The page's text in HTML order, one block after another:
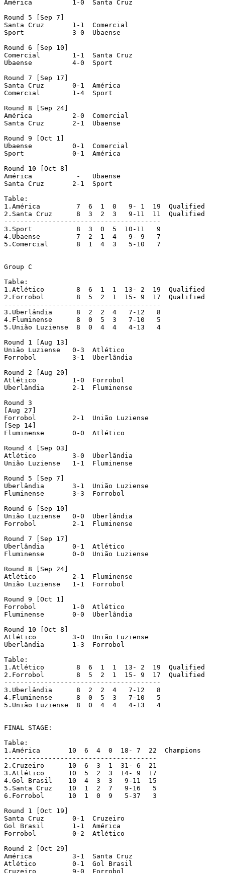
América 	 1-0  Santa Cruz
Round 5 [Sep 7]
Santa Cruz 	 1-1  Comercial
Sport 		 3-0  Ubaense
Round 6 [Sep 10]
Comercial 	 1-1  Santa Cruz
Ubaense		 4-0  Sport
Round 7	[Sep 17]
Santa Cruz	 0-1  América
Comercial	 1-4  Sport
Round 8 [Sep 24]
América		 2-0  Comercial
Santa Cruz	 2-1  Ubaense
Round 9	[Oct 1]
Ubaense		 0-1  Comercial
Sport		 0-1  América
Round 10 [Oct 8]
América		  -   Ubaense
Santa Cruz	 2-1  Sport
Table:
1.América	  7  6  1  0   9- 1  19	 Qualified
2.Santa Cruz	  8  3  2  3   9-11  11	 Qualified
---------------------------------------
3.Sport		  8  3  0  5  10-11   9
4.Ubaense	  7  2  1  4   9- 9   7
5.Comercial	  8  1  4  3   5-10   7
Group C
Table:
1.Atlético	  8  6  1  1  13- 2  19  Qualified
2.Forrobol	  8  5  2  1  15- 9  17  Qualified
---------------------------------------
3.Uberlândia	  8  2  2  4   7-12   8
4.Fluminense 	  8  0  5  3   7-10   5
5.União Luziense  8  0  4  4   4-13   4
Round 1 [Aug 13]
União Luziense 	 0-3  Atlético
Forrobol 	 3-1  Uberlândia
Round 2 [Aug 20]
Atlético 	 1-0  Forrobol
Uberlândia 	 2-1  Fluminense
Round 3
[Aug 27]
Forrobol 	 2-1  União Luziense
[Sep 14]
Fluminense	 0-0  Atlético
Round 4 [Sep 03]
Atlético 	 3-0  Uberlândia
União Luziense 	 1-1  Fluminense
Round 5 [Sep 7]
Uberlândia 	 3-1  União Luziense
Fluminense 	 3-3  Forrobol
Round 6 [Sep 10]
União Luziense 	 0-0  Uberlândia
Forrobol 	 2-1  Fluminense
Round 7	[Sep 17]
Uberlândia	 0-1  Atlético
Fluminense	 0-0  União Luziense
Round 8	[Sep 24]
Atlético	 2-1  Fluminense
União Luziense	 1-1  Forrobol
Round 9 [Oct 1]
Forrobol	 1-0  Atlético
Fluminense	 0-0  Uberlândia
Round 10 [Oct 8]
Atlético 	 3-0  União Luziense
Uberlândia	 1-3  Forrobol
Table:
1.Atlético	  8  6  1  1  13- 2  19  Qualified
2.Forrobol	  8  5  2  1  15- 9  17  Qualified
---------------------------------------
3.Uberlândia	  8  2  2  4   7-12   8
4.Fluminense 	  8  0  5  3   7-10   5
5.União Luziense  8  0  4  4   4-13   4
FINAL STAGE:
Table:
1.América	10  6  4  0  18- 7  22	Champions
--------------------------------------
2.Cruzeiro	10  6  3  1  31- 6  21
3.Atlético	10  5  2  3  14- 9  17
4.Gol Brasil	10  4  3  3   9-11  15
5.Santa Cruz	10  1  2  7   9-16   5
6.Forrobol	10  1  0  9   5-37   3
Round 1 [Oct 19]
Santa Cruz	 0-1  Cruzeiro
Gol Brasil	 1-1  América
Forrobol	 0-2  Atlético
Round 2 [Oct 29]
América		 3-1  Santa Cruz
Atlético	 0-1  Gol Brasil
Cruzeiro	 9-0  Forrobol